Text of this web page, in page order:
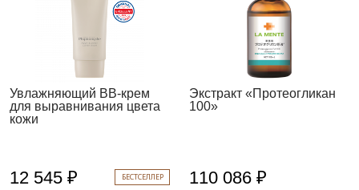
БЕСТСЕЛЛЕР
Увлажняющий BB-крем
для выравнивания цвета
кожи
12 545 ₽
Экстракт «Протеогликан
100»
110 086 ₽